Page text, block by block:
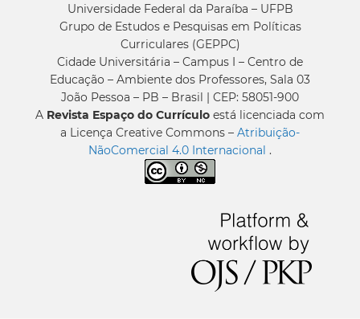
Universidade Federal da Paraíba – UFPB
Grupo de Estudos e Pesquisas em Políticas
Curriculares (GEPPC)
Cidade Universitária – Campus I – Centro de
Educação – Ambiente dos Professores, Sala 03
João Pessoa – PB – Brasil | CEP: 58051-900
A Revista Espaço do Currículo está licenciada com
a Licença Creative Commons – Atribuição-
NãoComercial 4.0 Internacional .